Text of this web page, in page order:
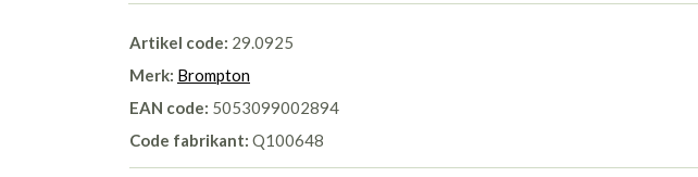
Artikel code: 29.0925
Merk: Brompton
EAN code: 5053099002894
Code fabrikant: Q100648